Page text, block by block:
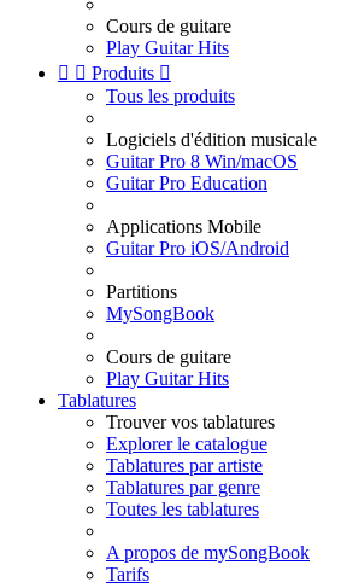
Cours de guitare
Play Guitar Hits
  Produits 
Tous les produits
Logiciels d'édition musicale
Guitar Pro 8 Win/macOS
Guitar Pro Education
Applications Mobile
Guitar Pro iOS/Android
Partitions
MySongBook
Cours de guitare
Play Guitar Hits
Tablatures
Trouver vos tablatures
Explorer le catalogue
Tablatures par artiste
Tablatures par genre
Toutes les tablatures
A propos de mySongBook
Tarifs